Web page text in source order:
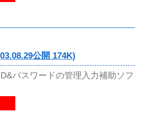
公開 174K)
パスワードの管理入力補助ソフ